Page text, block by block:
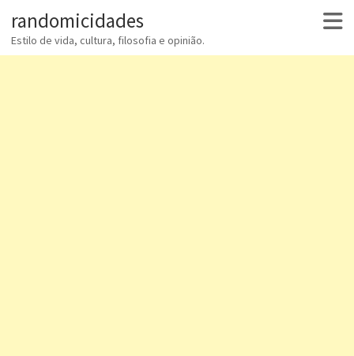
randomicidades
Estilo de vida, cultura, filosofia e opinião.